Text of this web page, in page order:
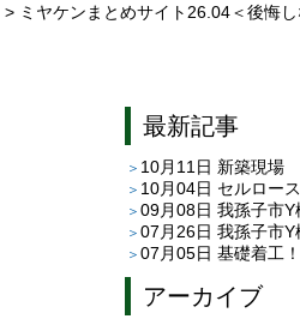
> ミヤケンまとめサイト26.04＜後悔
最新記事
10月11日 新築現場
10月04日 セルロースファイ
09月08日 我孫子市
07月26日 我孫子市Y様邸
07月05日 基礎着工！
アーカイブ